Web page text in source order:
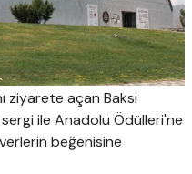
ziyarete açan Baksı
ile Anadolu Ödülleri'ne
beğenisine